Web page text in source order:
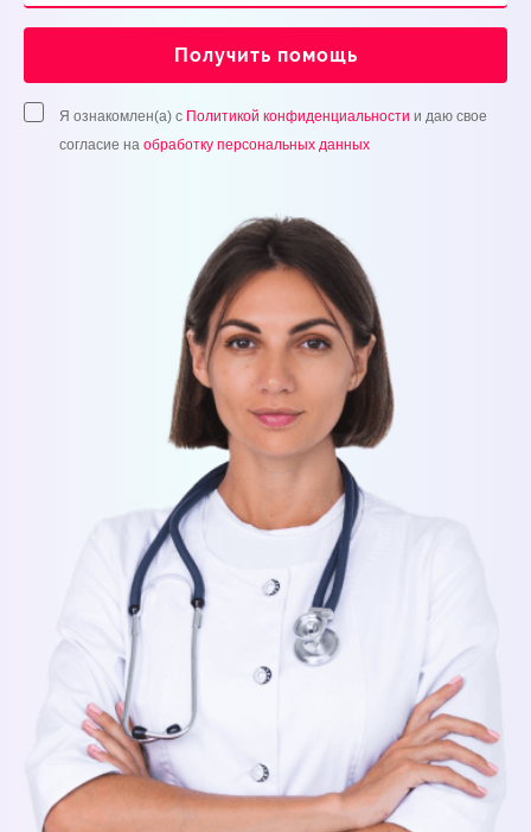
Получить помощь
Я ознакомлен(а) с Политикой конфиденциальности и даю свое
согласие на обработку персональных данных